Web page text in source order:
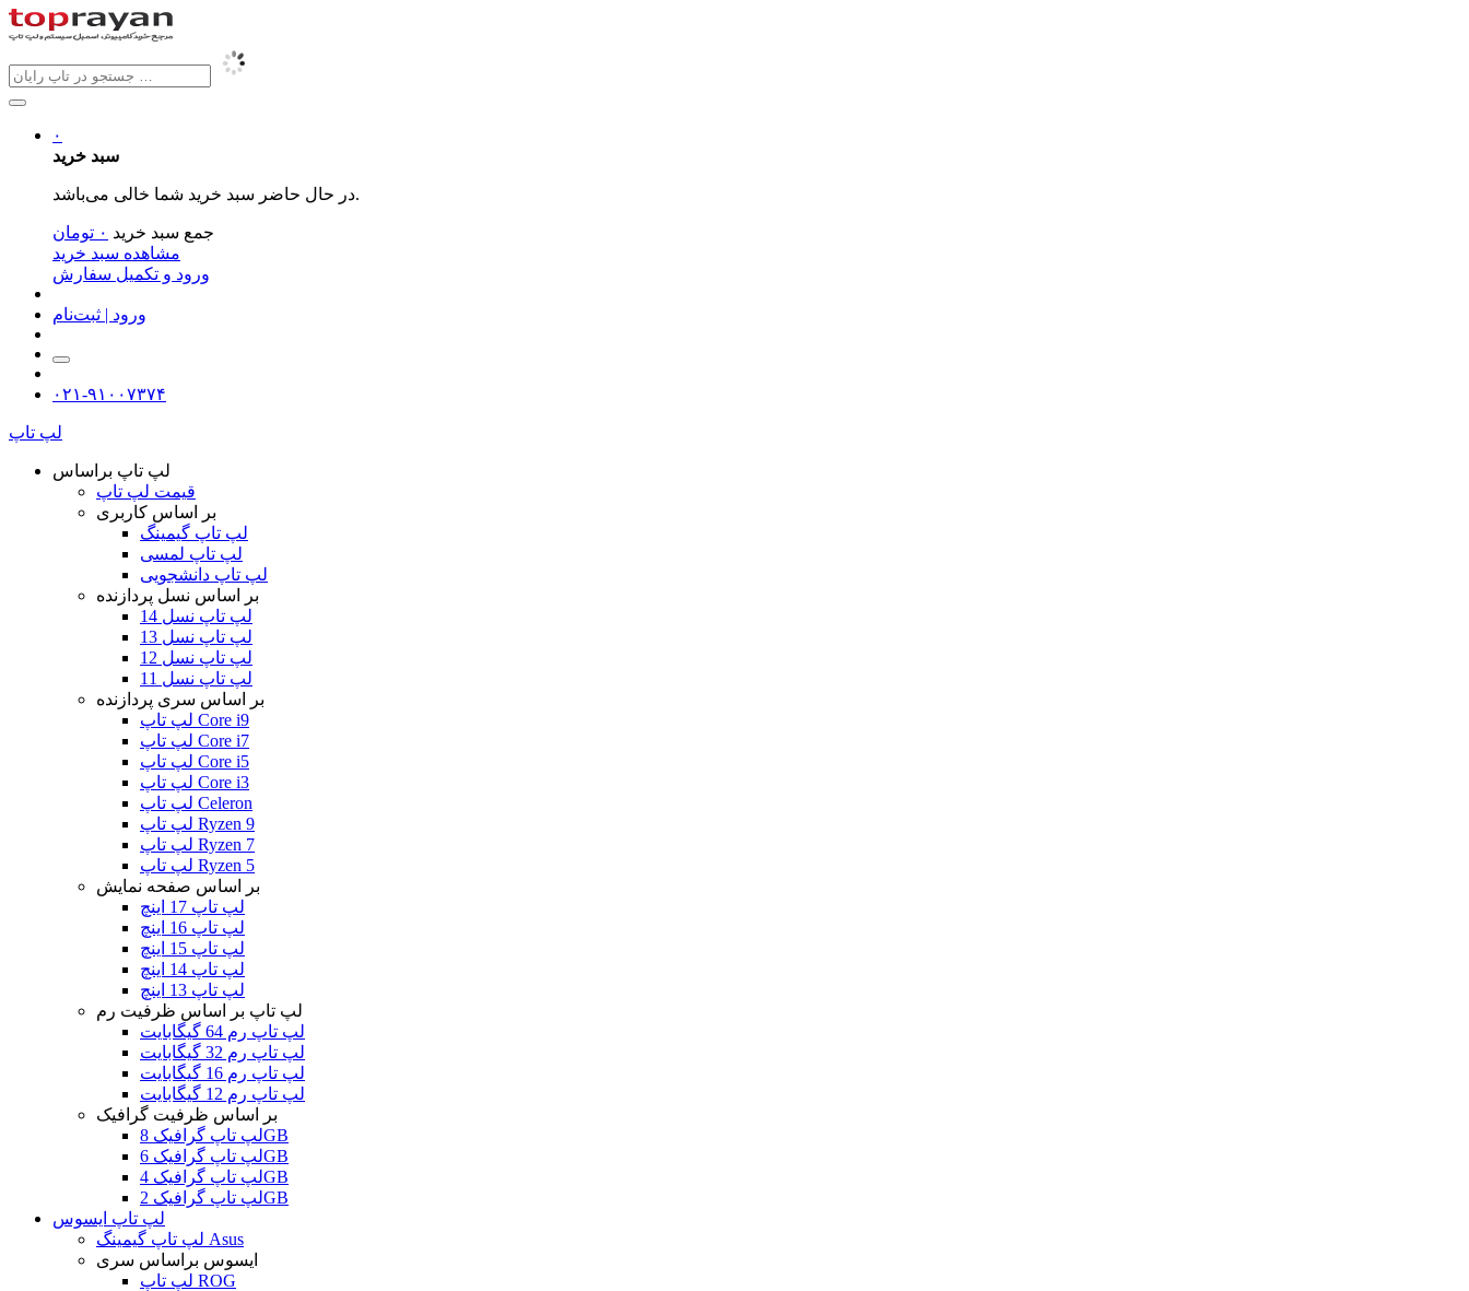
۰
سبد خرید
در حال حاضر سبد خرید شما خالی می‌باشد.
جمع سبد خرید ۰ تومان
مشاهده سبد خرید
ورود و تکمیل سفارش
ورود | ثبت‌نام
۰۲۱-۹۱۰۰۷۳۷۴
لپ تاپ
لپ تاپ براساس
قیمت لپ تاپ
بر اساس کاربری
لپ تاپ گیمینگ
لپ تاپ لمسی
لپ تاپ دانشجویی
بر اساس نسل پردازنده
لپ تاپ نسل 14
لپ تاپ نسل 13
لپ تاپ نسل 12
لپ تاپ نسل 11
بر اساس سری پردازنده
لپ تاپ Core i9
لپ تاپ Core i7
لپ تاپ Core i5
لپ تاپ Core i3
لپ تاپ Celeron
لپ تاپ Ryzen 9
لپ تاپ Ryzen 7
لپ تاپ Ryzen 5
بر اساس صفحه نمایش
لپ تاپ 17 اینچ
لپ تاپ 16 اینچ
لپ تاپ 15 اینچ
لپ تاپ 14 اینچ
لپ تاپ 13 اینچ
لپ تاپ بر اساس ظرفیت رم
لپ تاپ رم 64 گیگابایت
لپ تاپ رم 32 گیگابایت
لپ تاپ رم 16 گیگابایت
لپ تاپ رم 12 گیگابایت
بر اساس ظرفیت گرافیک
لپ تاپ گرافیک 8GB
لپ تاپ گرافیک 6GB
لپ تاپ گرافیک 4GB
لپ تاپ گرافیک 2GB
لپ تاپ ایسوس
لپ تاپ گیمینگ Asus
ایسوس براساس سری
لپ تاپ ROG